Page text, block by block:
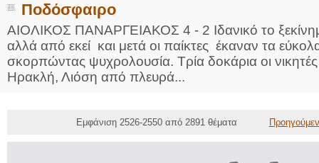
Ποδόσφαιρο
ΑΙΟΛΙΚΟΣ ΠΑΝΑΡΓΕΙΑΚΟΣ 4 - 2 Ιδανικό το
αλλά από εκεί και μετά οι παίκτες έκαναν τα
σκορπώντας ψυχρολουσία. Τρία δοκάρια οι
Ηρακλή, Λιόση από πλευρά...
Εμφάνιση 2526-2550 από 2891 θέματα